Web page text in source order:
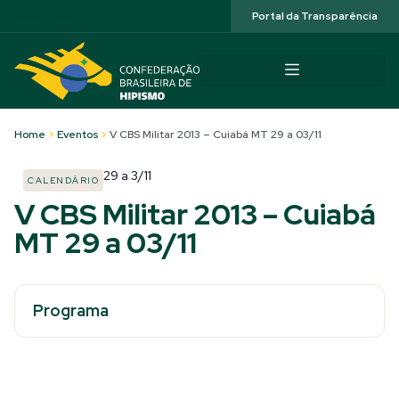
Portal da Transparência
Home > Eventos > V CBS Militar 2013 – Cuiabá MT 29 a 03/11
CALENDÁRIO 29 a 3/11
V CBS Militar 2013 – Cuiabá
MT 29 a 03/11
Programa